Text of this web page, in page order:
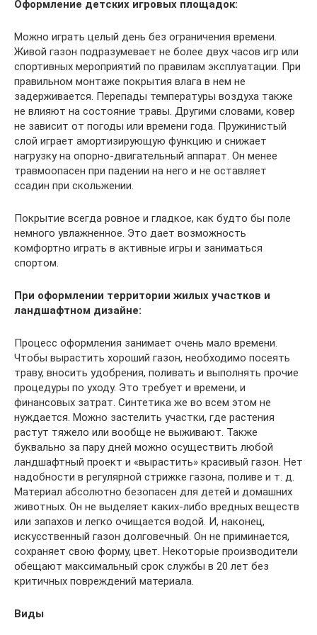
Оформление детских игровых площадок:
Можно играть целый день без ограничения времени.
Живой газон подразумевает не более двух часов игр или
спортивных мероприятий по правилам эксплуатации. При
правильном монтаже покрытия влага в нем не
задерживается. Перепады температуры воздуха также
не влияют на состояние травы. Другими словами, ковер
не зависит от погоды или времени года. Пружинистый
слой играет амортизирующую функцию и снижает
нагрузку на опорно-двигательный аппарат. Он менее
травмоопасен при падении на него и не оставляет
ссадин при скольжении.
Покрытие всегда ровное и гладкое, как будто бы поле
немного увлажненное. Это дает возможность
комфортно играть в активные игры и заниматься
спортом.
При оформлении территории жилых участков и
ландшафтном дизайне:
Процесс оформления занимает очень мало времени.
Чтобы вырастить хороший газон, необходимо посеять
траву, вносить удобрения, поливать и выполнять прочие
процедуры по уходу. Это требует и времени, и
финансовых затрат. Синтетика же во всем этом не
нуждается. Можно застелить участки, где растения
растут тяжело или вообще не выживают. Также
буквально за пару дней можно осуществить любой
ландшафтный проект и «вырастить» красивый газон. Нет
надобности в регулярной стрижке газона, поливе и т. д.
Материал абсолютно безопасен для детей и домашних
животных. Он не выделяет каких-либо вредных веществ
или запахов и легко очищается водой. И, наконец,
искусственный газон долговечный. Он не приминается,
сохраняет свою форму, цвет. Некоторые производители
обещают максимальный срок службы в 20 лет без
критичных повреждений материала.
Виды